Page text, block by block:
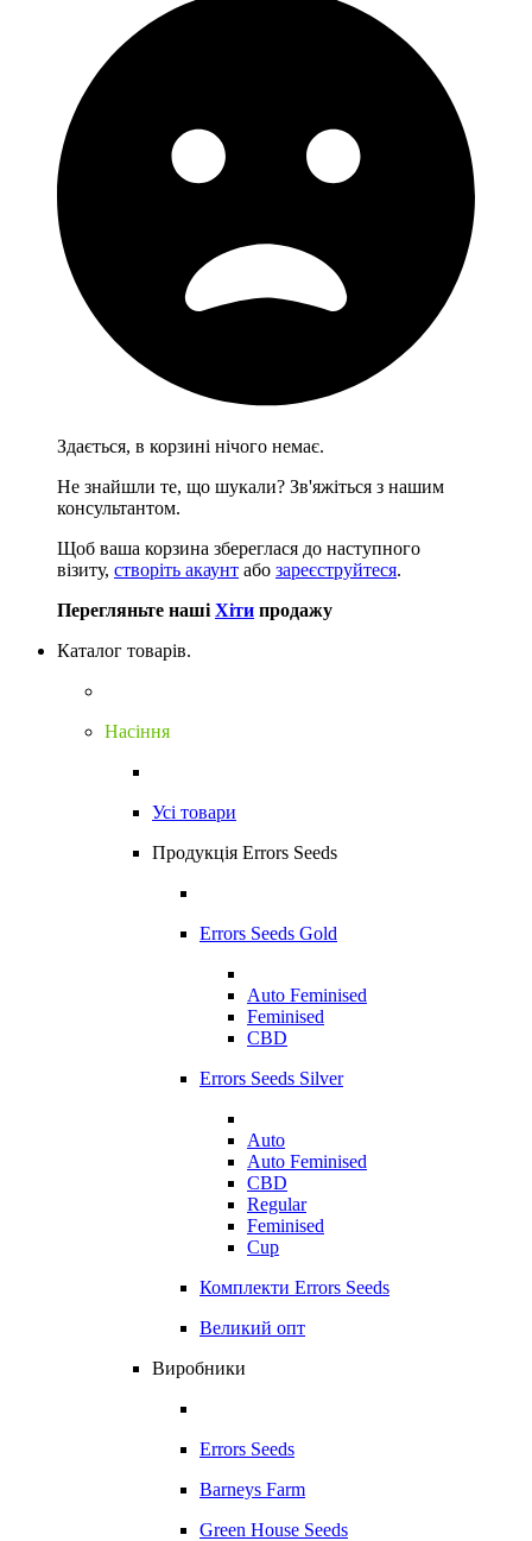
Здається, в корзині нічого немає.
Не знайшли те, що шукали? Зв'яжіться з нашим
консультантом.
Щоб ваша корзина збереглася до наступного
візиту, створіть акаунт або зареєструйтеся.
Перегляньте наші Хіти продажу
Каталог товарів.
Насіння
Усі товари
Продукція Errors Seeds
Errors Seeds Gold
Auto Feminised
Feminised
CBD
Errors Seeds Silver
Auto
Auto Feminised
CBD
Regular
Feminised
Cup
Комплекти Errors Seeds
Великий опт
Виробники
Errors Seeds
Barneys Farm
Green House Seeds